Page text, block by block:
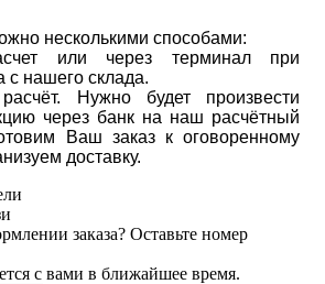
несколькими способами:
или через терминал при
с нашего склада.
Нужно будет произвести
через банк на наш расчётный
Ваш заказ к оговоренному
доставку.
заказа? Оставьте номер
с вами в ближайшее время.